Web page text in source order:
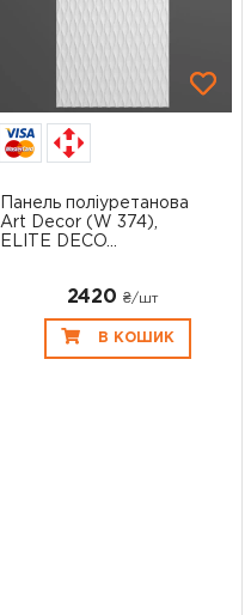
Панель поліуретанова
Art Decor (W 374),
ELITE DECO...
2420 ₴/шт
В КОШИК